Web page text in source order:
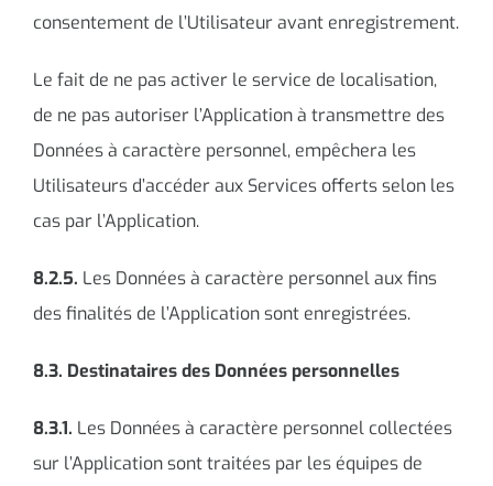
consentement de l’Utilisateur avant enregistrement.
Le fait de ne pas activer le service de localisation,
de ne pas autoriser l’Application à transmettre des
Données à caractère personnel, empêchera les
Utilisateurs d’accéder aux Services offerts selon les
cas par l’Application.
8.2.5. Les Données à caractère personnel aux fins
des finalités de l’Application sont enregistrées.
8.3. Destinataires des Données personnelles
8.3.1. Les Données à caractère personnel collectées
sur l’Application sont traitées par les équipes de